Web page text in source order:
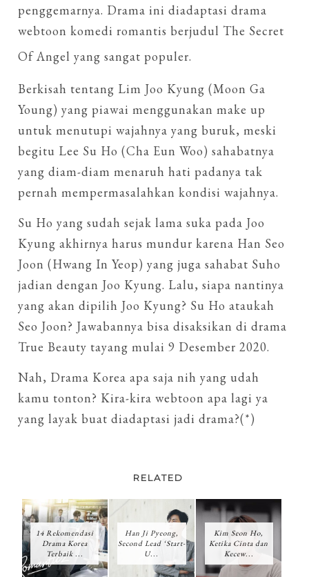
penggemarnya. Drama ini diadaptasi drama
webtoon komedi romantis berjudul The Secret
Of Angel yang sangat populer.
Berkisah tentang Lim Joo Kyung (Moon Ga
Young) yang piawai menggunakan make up
untuk menutupi wajahnya yang buruk, meski
begitu Lee Su Ho (Cha Eun Woo) sahabatnya
yang diam-diam menaruh hati padanya tak
pernah mempermasalahkan kondisi wajahnya.
Su Ho yang sudah sejak lama suka pada Joo
Kyung akhirnya harus mundur karena Han Seo
Joon (Hwang In Yeop) yang juga sahabat Suho
jadian dengan Joo Kyung. Lalu, siapa nantinya
yang akan dipilih Joo Kyung? Su Ho ataukah
Seo Joon? Jawabannya bisa disaksikan di drama
True Beauty tayang mulai 9 Desember 2020.
Nah, Drama Korea apa saja nih yang udah
kamu tonton? Kira-kira webtoon apa lagi ya
yang layak buat diadaptasi jadi drama?(*)
RELATED
14 Rekomendasi
Drama Korea
Terbaik ...
Han Ji Pyeong,
Second Lead ‘Start-
U...
Kim Seon Ho,
Ketika Cinta dan
Kecew...